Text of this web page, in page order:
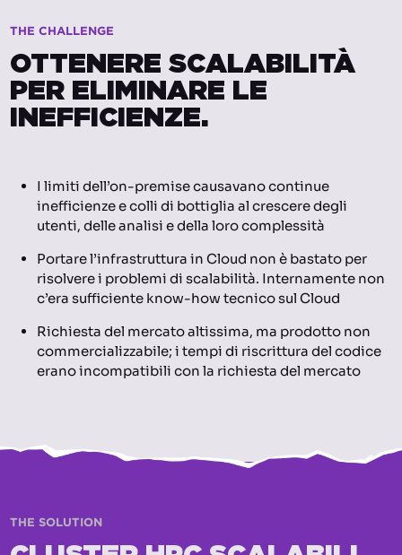
THE CHALLENGE
OTTENERE SCALABILITÀ
PER ELIMINARE LE
INEFFICIENZE.
I limiti dell’on-premise causavano continue
inefficienze e colli di bottiglia al crescere degli
utenti, delle analisi e della loro complessità
Portare l’infrastruttura in Cloud non è bastato per
risolvere i problemi di scalabilità. Internamente non
c’era sufficiente know-how tecnico sul Cloud
Richiesta del mercato altissima, ma prodotto non
commercializzabile; i tempi di riscrittura del codice
erano incompatibili con la richiesta del mercato
THE SOLUTION